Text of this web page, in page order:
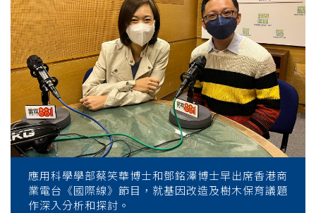
台
節
目
《國
際
線》應用科學學部蔡笑華博士和鄧銘澤博士早出席香港商
業電台《國際線》節目，就基因改造及樹木保育議題
作深入分析和探討。